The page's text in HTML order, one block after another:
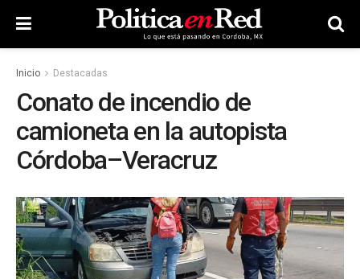
Inicio Destacadas
Conato de incendio de
camioneta en la autopista
Córdoba–Veracruz